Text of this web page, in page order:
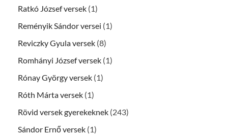
Ratkó József versek (1)
Reményik Sándor versei (1)
Reviczky Gyula versek (8)
Romhányi József versek (1)
Rónay György versek (1)
Róth Márta versek (1)
Rövid versek gyerekeknek (243)
Sándor Ernő versek (1)